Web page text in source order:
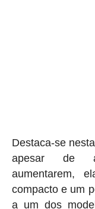
Destaca-se
apesar de
aumentarem,
compacto e um
a um dos